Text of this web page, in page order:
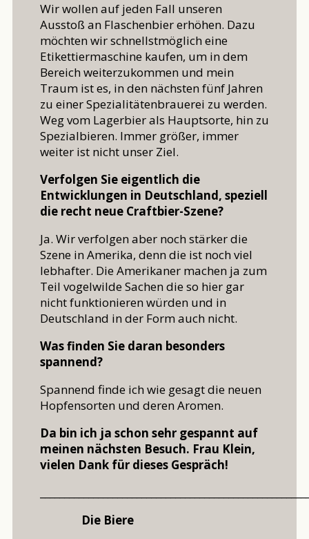
Wir wollen auf jeden Fall unseren
Ausstoß an Flaschenbier erhöhen. Dazu
möchten wir schnellstmöglich eine
Etikettiermaschine kaufen, um in dem
Bereich weiterzukommen und mein
Traum ist es, in den nächsten fünf Jahren
zu einer Spezialitätenbrauerei zu werden.
Weg vom Lagerbier als Hauptsorte, hin zu
Spezialbieren. Immer größer, immer
weiter ist nicht unser Ziel.
Verfolgen Sie eigentlich die
Entwicklungen in Deutschland, speziell
die recht neue Craftbier-Szene?
Ja. Wir verfolgen aber noch stärker die
Szene in Amerika, denn die ist noch viel
lebhafter. Die Amerikaner machen ja zum
Teil vogelwilde Sachen die so hier gar
nicht funktionieren würden und in
Deutschland in der Form auch nicht.
Was finden Sie daran besonders
spannend?
Spannend finde ich wie gesagt die neuen
Hopfensorten und deren Aromen.
Da bin ich ja schon sehr gespannt auf
meinen nächsten Besuch. Frau Klein,
vielen Dank für dieses Gespräch!
Die Biere